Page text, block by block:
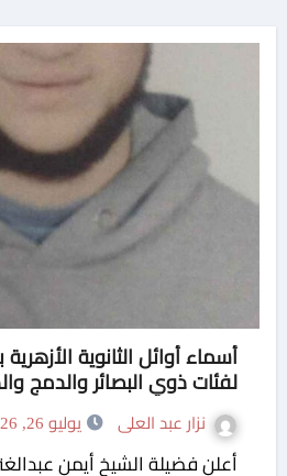
أسماء أوائل الثانوية
لفئات ذوي البصائر والدمج
نزار عبد العلى يوليو 26, 2026
أعلن فضيلة الشيخ أيمن عبدالغني، القائم بأعمال